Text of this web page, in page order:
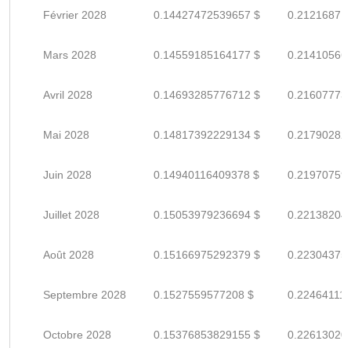
Février 2028 0.14427472539657 $
Mars 2028 0.14559185164177 $
Avril 2028 0.14693285776712 $
Mai 2028 0.14817392229134 $
Juin 2028 0.14940116409378 $
Juillet 2028 0.15053979236694 $
Août 2028 0.15166975292379 $
Septembre 2028 0.1527559577208 $
Octobre 2028 0.15376853829155 $